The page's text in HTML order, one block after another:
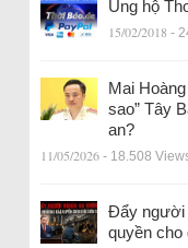
Ủng hộ
15/02/2018 -
Mai
sao” Tây
an?
11/05/2026 - 18.508
Đẩy người
quyền cho